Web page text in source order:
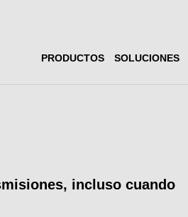
PRODUCTOS SOLUCIONES
incluso cuando